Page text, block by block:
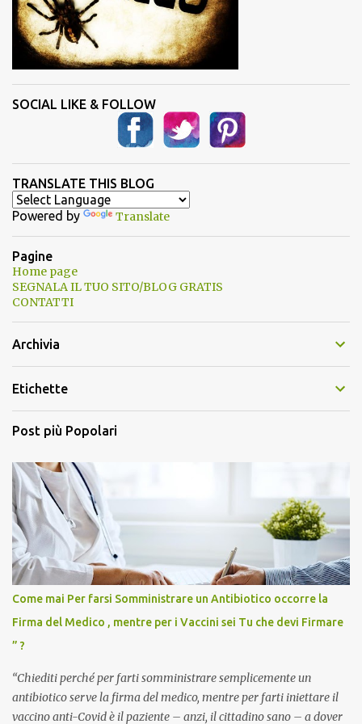
SOCIAL LIKE & FOLLOW
TRANSLATE THIS BLOG
Powered by Translate
Pagine
Home page
SEGNALA IL TUO SITO/BLOG GRATIS
CONTATTI
Archivia
Etichette
Post più Popolari
Come mai Per farsi Somministrare un Antibiotico occorre la
Firma del Medico , mentre per i Vaccini sei Tu che devi Firmare
” ?
“Chiediti perché per farti somministrare semplicemente un
antibiotico serve la firma del medico, mentre per farti iniettare il
vaccino anti-Covid è il paziente – anzi, il cittadino sano – a dover